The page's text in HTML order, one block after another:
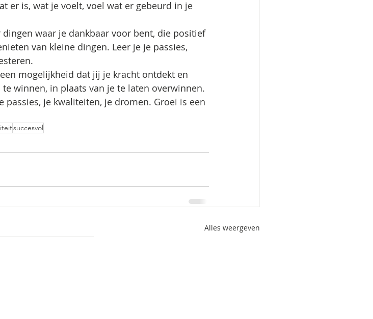
er is, wat je voelt, voel wat er gebeurd in je
dingen waar je dankbaar voor bent, die positief
van kleine dingen. Leer je je passies,
mogelijkheid dat jij je kracht ontdekt en
winnen, in plaats van je te laten overwinnen.
passies, je kwaliteiten, je dromen. Groei is een
succesvol
Alles weergeven